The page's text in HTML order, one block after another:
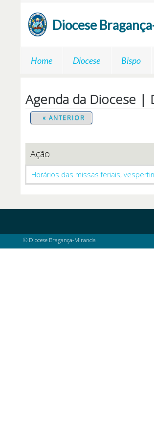
Diocese
Home Diocese Bispo
Agenda da Diocese |
« ANTERIOR
Ação
Horários das missas feriais,
© Diocese Bragança-Miranda